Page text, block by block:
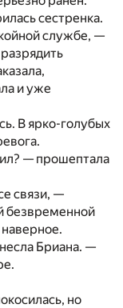
сестренка.
службе, —
и уже
В ярко-голубых
— прошептала
связи, —
безвременной
Бриана. —
но